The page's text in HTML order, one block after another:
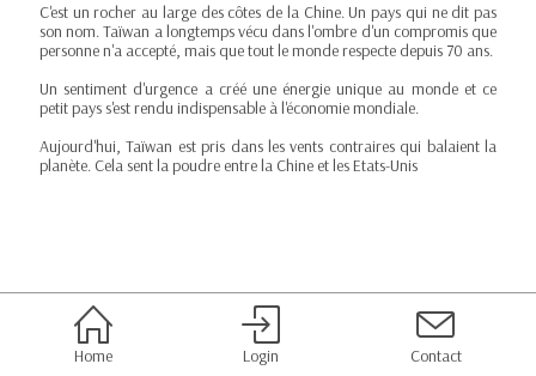
C'est un rocher au large des côtes de la Chine. Un pays qui ne dit pas
son nom. Taïwan a longtemps vécu dans l'ombre d'un compromis que
personne n'a accepté, mais que tout le monde respecte depuis 70 ans.
Un sentiment d'urgence a créé une énergie unique au monde et ce
petit pays s'est rendu indispensable à l'économie mondiale.
Aujourd'hui, Taïwan est pris dans les vents contraires qui balaient la
planète. Cela sent la poudre entre la Chine et les Etats-Unis
Home Login Contact